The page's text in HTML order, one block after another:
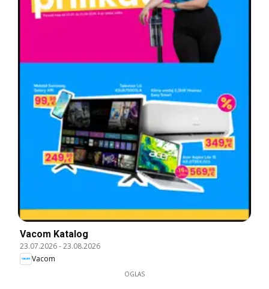
Vacom Katalog
23.07.2026-23.08.2026
Vacom
OGLAS